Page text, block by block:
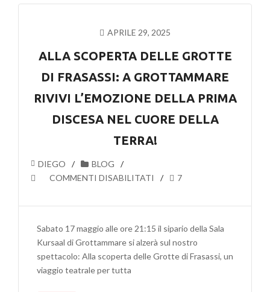
APRILE 29, 2025
ALLA SCOPERTA DELLE GROTTE
DI FRASASSI: A GROTTAMMARE
RIVIVI L’EMOZIONE DELLA PRIMA
DISCESA NEL CUORE DELLA
TERRA!
DIEGO
BLOG
COMMENTI DISABILITATI
SU
SCOPERTA
GROTTE
DI
FRASASSI:
A
7
Sabato 17 maggio alle ore 21:15 il sipario della Sala
Kursaal di Grottammare si alzerà sul nostro
spettacolo: Alla scoperta delle Grotte di Frasassi, un
viaggio teatrale per tutta